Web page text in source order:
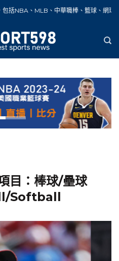
職棒、籃球、網球、足球、賽車、自
目：棒球/壘球
Softball